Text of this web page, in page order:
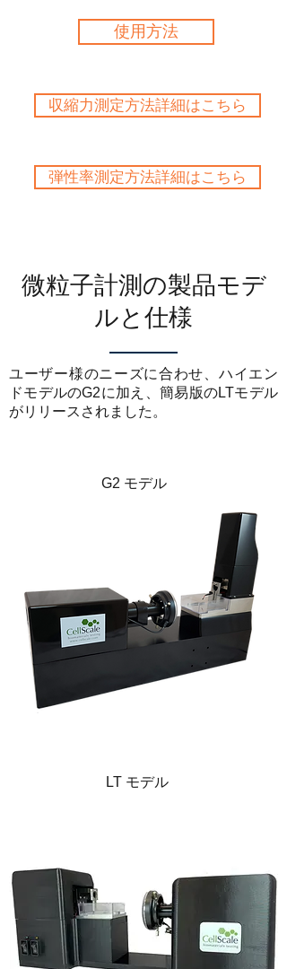
使用方法
収縮力測定方法詳細はこちら
弾性率測定方法詳細はこちら
微粒子計測の製品モデ
ルと仕様
ユーザー様のニーズに合わせ、ハイエン
ドモデルのG2に加え、簡易版のLTモデル
がリリースされました。
G2 モデル
LT モデル